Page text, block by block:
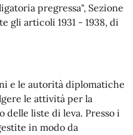
pregressa", Sezione
gli articoli 1931 - 1938, di
e le autorità diplomatiche
le attività per la
delle liste di leva. Presso i
in modo da